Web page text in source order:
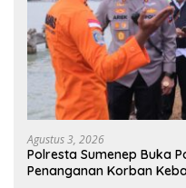
Agustus 3, 2026
Polresta Sumenep Buka
Penanganan Korban